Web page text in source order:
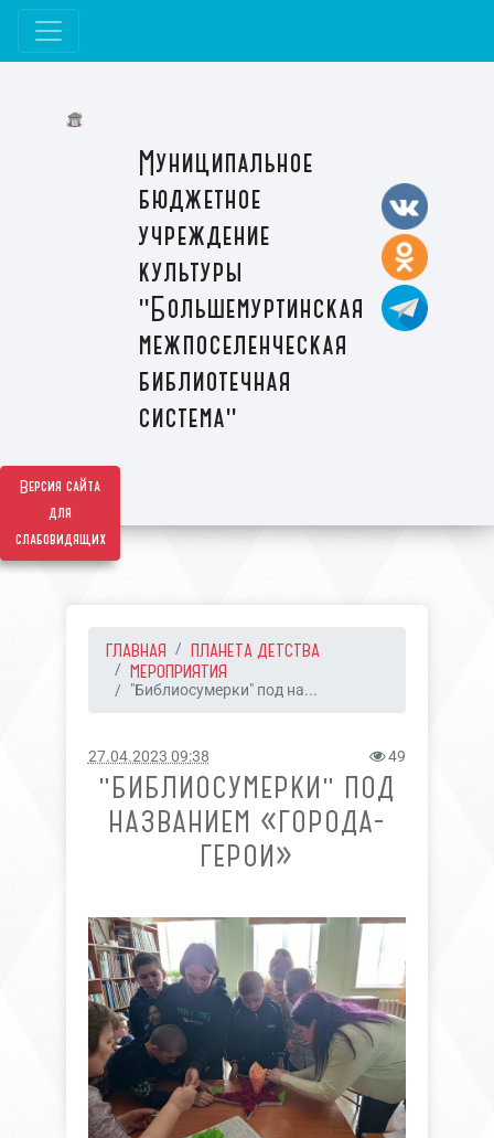
Версия сайта
для
слабовидящих
Муниципальное
бюджетное
учреждение
культуры
"Большемуртинская
межпоселенческая
библиотечная
система"
ГЛАВНАЯ
ПЛАНЕТА ДЕТСТВА
МЕРОПРИЯТИЯ
"Библиосумерки" под на...
27.04.2023 09:38 49
"БИБЛИОСУМЕРКИ" ПОД
НАЗВАНИЕМ «ГОРОДА-
ГЕРОИ»